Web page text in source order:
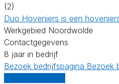
(2)
Duo Hoveniers is een
Werkgebied Noordwolde
Contactgegevens
8 jaar in bedrijf
Bezoek bedrijfspagina Bezoek